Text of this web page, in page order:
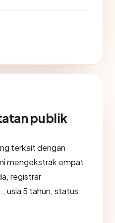
publik
terkait dengan
mengekstrak empat
registrar
usia 5 tahun, status